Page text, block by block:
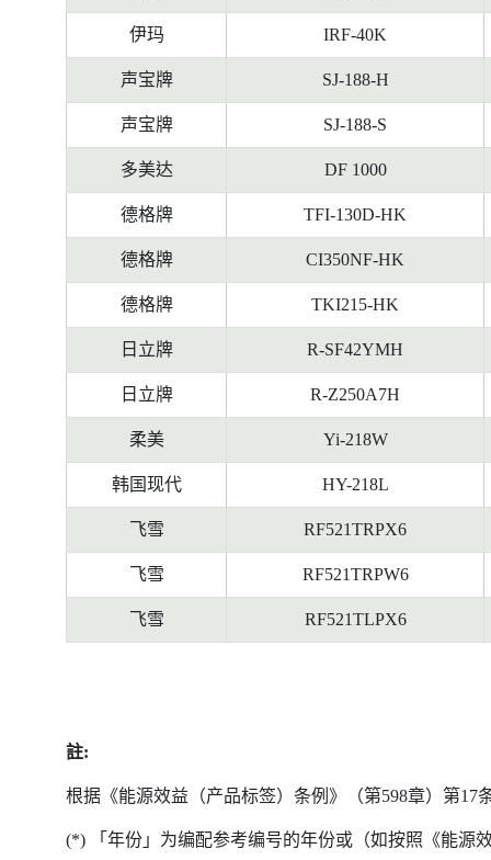
伊玛 IRF-40K
声宝牌 SJ-188-H
声宝牌 SJ-188-S
多美达 DF 1000
德格牌 TFI-130D-HK
德格牌 CI350NF-HK
德格牌 TKI215-HK
日立牌 R-SF42YMH
日立牌 R-Z250A7H
柔美 Yi-218W
韩国现代 HY-218L
飞雪 RF521TRPX6
飞雪 RF521TRPW6
飞雪 RF521TLPX6
註:
根据《能源效益（产品标签）条例》（第598章）第
(*) 「年份」为编配参考编号的年份或（如按照《能源